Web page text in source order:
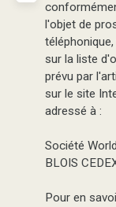
l'objet de
sur la liste
prévu par
sur le site
adressé à :
Société
BLOIS
Pour en